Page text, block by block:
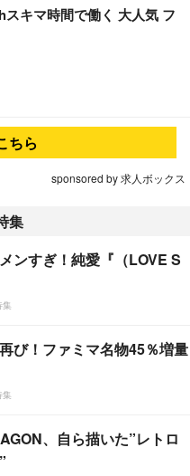
キマ時間で働く 大人気 フ
ちら
sponsored by 求人ボックス
集
ンすぎ！純愛『（LOVE S
集
び！ファミマ名物45％増量
集
、自ら描いた”レトロ